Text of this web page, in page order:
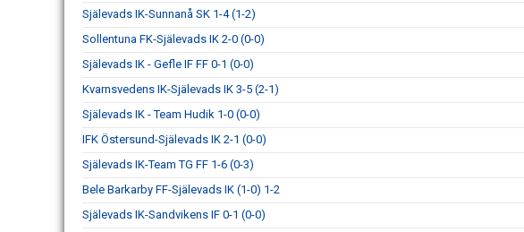
Själevads IK-Sunnanå SK 1-4 (1-2)
Sollentuna FK-Själevads IK 2-0 (0-0)
Själevads IK - Gefle IF FF 0-1 (0-0)
Kvarnsvedens IK-Själevads IK 3-5 (2-1)
Själevads IK - Team Hudik 1-0 (0-0)
IFK Östersund-Själevads IK 2-1 (0-0)
Själevads IK-Team TG FF 1-6 (0-3)
Bele Barkarby FF-Själevads IK (1-0) 1-2
Själevads IK-Sandvikens IF 0-1 (0-0)